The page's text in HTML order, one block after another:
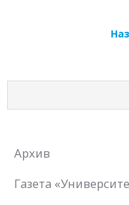
Архив
Газета